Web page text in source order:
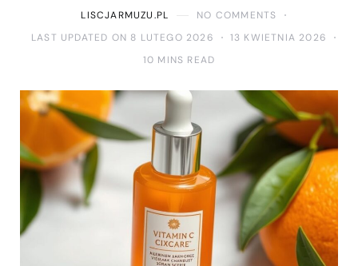
LISCJARMUZU.PL
NO COMMENTS
LAST UPDATED ON 8 LUTEGO 2026
13 KWIETNIA 2026
10 MINS READ